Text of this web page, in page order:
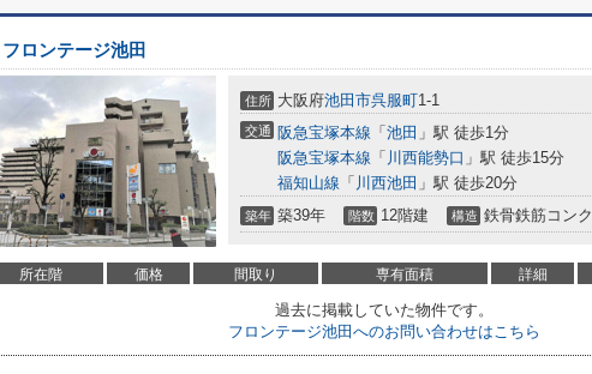
フロンテージ池田
住所 大阪府池田市呉服町1-1
交通 阪急宝塚本線 「 池田 」駅 徒歩1分
阪急宝塚本線 「 川西能勢口 」駅 徒歩15分
福知山線 「 川西池田 」駅 徒歩20分
築年 築39年 階数 12階建 構造 鉄骨鉄筋コン
所在階 価格 間取り 専有面積 詳細
過去に掲載していた物件です。
フロンテージ池田へのお問い合わせはこちら